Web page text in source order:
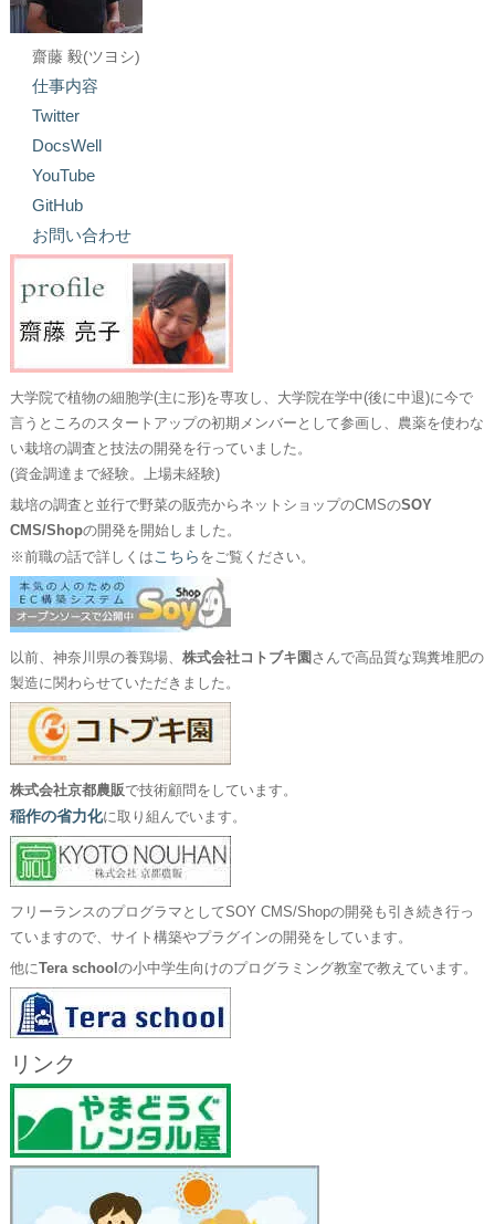
齋藤 毅(ツヨシ)
仕事内容
Twitter
DocsWell
YouTube
GitHub
お問い合わせ
大学院で植物の細胞学(主に形)を専攻し、大学院在学中(後に中退)に今で
言うところのスタートアップの初期メンバーとして参画し、農薬を使わな
い栽培の調査と技法の開発を行っていました。
(資金調達まで経験。上場未経験)
栽培の調査と並行で野菜の販売からネットショップのCMSのSOY
CMS/Shopの開発を開始しました。
※前職の話で詳しくは こちら をご覧ください。
以前、神奈川県の養鶏場、 株式会社コトブキ園 さんで高品質な鶏糞堆肥の
製造に関わらせていただきました。
株式会社京都農販で技術顧問をしています。
稲作の省力化に取り組んでいます。
フリーランスのプログラマとしてSOY CMS/Shopの開発も引き続き行っ
ていますので、サイト構築やプラグインの開発をしています。
他にTera school の小中学生向けのプログラミング教室で教えています。
リンク